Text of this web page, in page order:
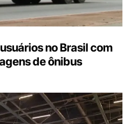
no Brasil com
de ônibus